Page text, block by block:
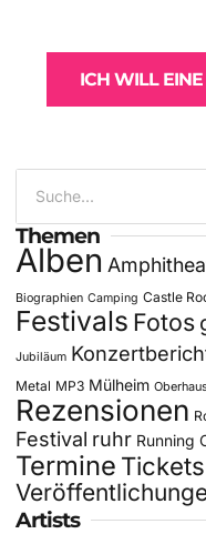
ICH WILL EINE
Themen
Alben
Biographien Camping Castle
Festivals Fotos
Jubiläum
Metal MP3 Mülheim
Rezensionen
Festival ruhr Running
Termine Tickets
Artists